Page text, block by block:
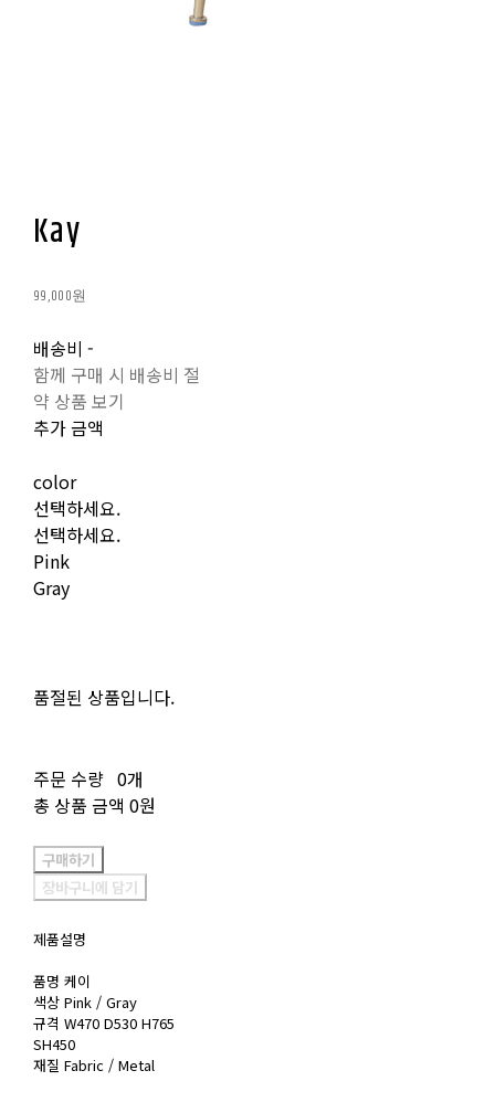
Kay
99,000원
배송비 -
함께 구매 시 배송비 절
약 상품 보기
추가 금액
color
선택하세요.
선택하세요.
Pink
Gray
품절된 상품입니다.
주문 수량 0개
총 상품 금액 0원
구매하기
장바구니에 담기
제품설명
품명 케이
색상 Pink / Gray
규격 W470 D530 H765
SH450
재질 Fabric / Metal